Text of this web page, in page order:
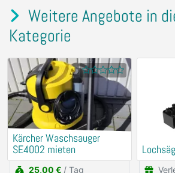
Weitere Angebote in
Kategorie
Kärcher Waschsauger
SE4002 mieten
25,00 € / Tag